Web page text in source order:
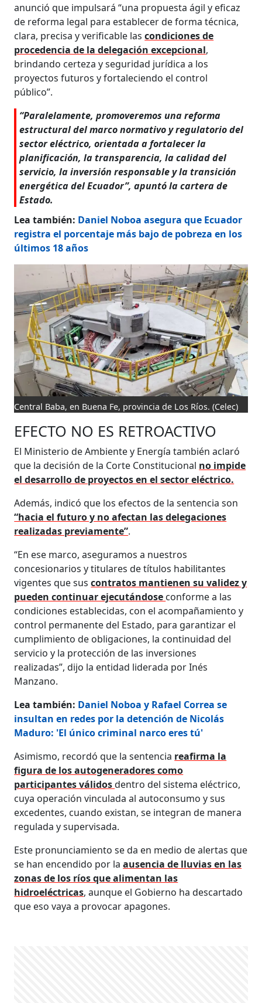
anunció que impulsará “una propuesta ágil y eficaz
de reforma legal para establecer de forma técnica,
clara, precisa y verificable lascondiciones de
procedencia de la delegación excepcional,
brindando certeza y seguridad jurídica a los
proyectos futuros y fortaleciendo el control
público”.
“Paralelamente, promoveremos una reforma
estructural del marco normativo y regulatorio del
sector eléctrico, orientada a fortalecer la
planificación, la transparencia, la calidad del
servicio, la inversión responsable y la transición
energética del Ecuador”, apuntó la cartera de
Estado.
Lea también: Daniel Noboa asegura que Ecuador
registra el porcentaje más bajo de pobreza en los
últimos 18 años
Central Baba, en Buena Fe, provincia de Los Ríos. (Celec)
EFECTO NO ES RETROACTIVO
El Ministerio de Ambiente y Energía también aclaró
que la decisión de la Corte Constitucional no impide
el desarrollo de proyectos en el sector eléctrico.
Además, indicó que los efectos de la sentencia son
“hacia el futuro y no afectan las delegaciones
realizadas previamente”.
“En ese marco, aseguramos a nuestros
concesionarios y titulares de títulos habilitantes
vigentes que suscontratos mantienen su validez y
pueden continuar ejecutándose conforme a las
condiciones establecidas, con el acompañamiento y
control permanente del Estado, para garantizar el
cumplimiento de obligaciones, la continuidad del
servicio y la protección de las inversiones
realizadas”, dijo la entidad liderada por Inés
Manzano.
Lea también: Daniel Noboa y Rafael Correa se
insultan en redes por la detención de Nicolás
Maduro: 'El único criminal narco eres tú'
Asimismo, recordó que la sentencia reafirma la
figura de los autogeneradores como
participantes válidosdentro del sistema eléctrico,
cuya operación vinculada al autoconsumo y sus
excedentes, cuando existan, se integran de manera
regulada y supervisada.
Este pronunciamiento se da en medio de alertas que
se han encendido por laausencia de lluvias en las
zonas de los ríos que alimentan las
hidroeléctricas, aunque el Gobierno ha descartado
que eso vaya a provocar apagones.